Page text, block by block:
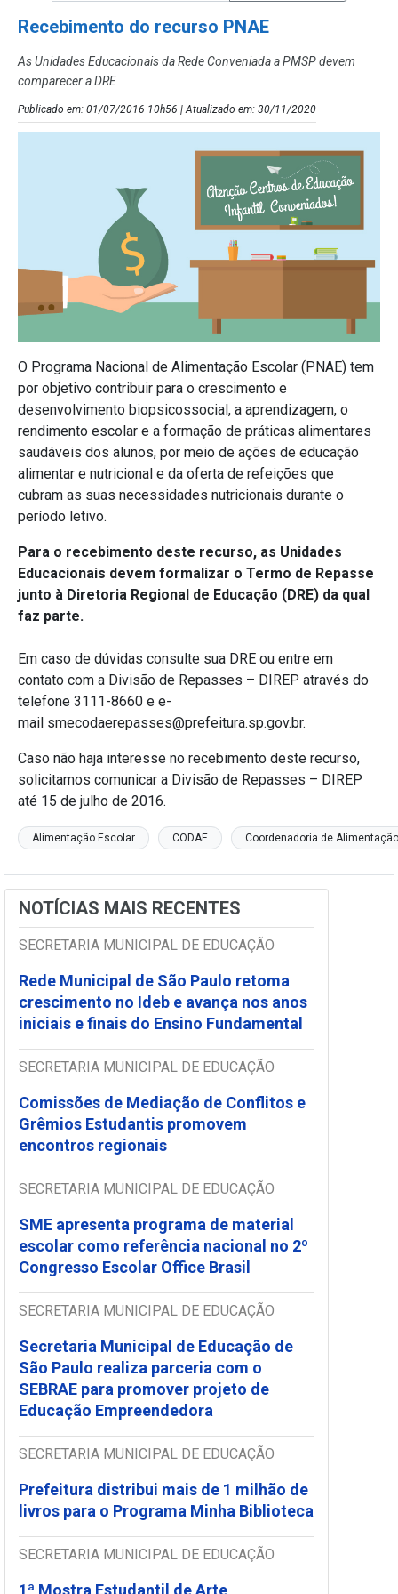
Recebimento do recurso PNAE
As Unidades Educacionais da Rede Conveniada a PMSP devem
comparecer a DRE
Publicado em: 01/07/2016 10h56 | Atualizado em: 30/11/2020
O Programa Nacional de Alimentação Escolar (PNAE) tem
por objetivo contribuir para o crescimento e
desenvolvimento biopsicossocial, a aprendizagem, o
rendimento escolar e a formação de práticas alimentares
saudáveis dos alunos, por meio de ações de educação
alimentar e nutricional e da oferta de refeições que
cubram as suas necessidades nutricionais durante o
período letivo.
Para o recebimento deste recurso, as Unidades
Educacionais devem formalizar o Termo de Repasse
junto à Diretoria Regional de Educação (DRE) da qual
faz parte.
Em caso de dúvidas consulte sua DRE ou entre em
contato com a Divisão de Repasses – DIREP através do
telefone 3111-8660 e e-
mail smecodaerepasses@prefeitura.sp.gov.br.
Caso não haja interesse no recebimento deste recurso,
solicitamos comunicar a Divisão de Repasses – DIREP
até 15 de julho de 2016.
Alimentação Escolar CODAE Coordenadoria de
NOTÍCIAS MAIS RECENTES
SECRETARIA MUNICIPAL DE EDUCAÇÃO
Rede Municipal de São Paulo retoma
crescimento no Ideb e avança nos anos
iniciais e finais do Ensino Fundamental
SECRETARIA MUNICIPAL DE EDUCAÇÃO
Comissões de Mediação de Conflitos e
Grêmios Estudantis promovem
encontros regionais
SECRETARIA MUNICIPAL DE EDUCAÇÃO
SME apresenta programa de material
escolar como referência nacional no 2º
Congresso Escolar Office Brasil
SECRETARIA MUNICIPAL DE EDUCAÇÃO
Secretaria Municipal de Educação de
São Paulo realiza parceria com o
SEBRAE para promover projeto de
Educação Empreendedora
SECRETARIA MUNICIPAL DE EDUCAÇÃO
Prefeitura distribui mais de 1 milhão de
livros para o Programa Minha Biblioteca
SECRETARIA MUNICIPAL DE EDUCAÇÃO
1ª Mostra Estudantil de Arte